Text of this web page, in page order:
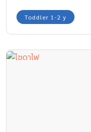
Toddler 1-2 y